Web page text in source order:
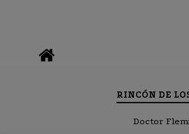
RINCÓN DE
Doctor